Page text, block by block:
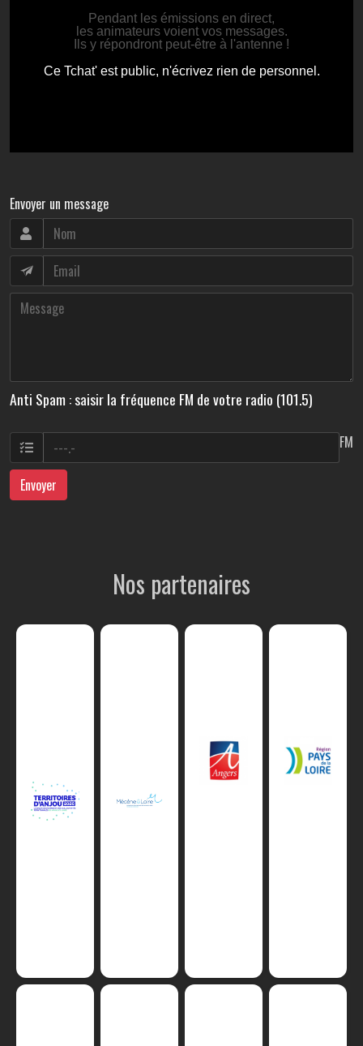
Envoyer un message
Anti Spam : saisir la fréquence FM de votre radio (101.5)
FM
Envoyer
Nos partenaires